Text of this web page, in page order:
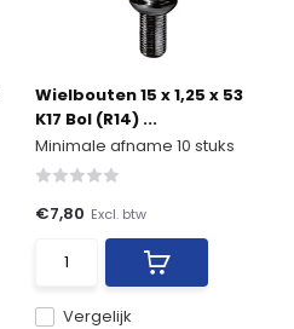
Wielbouten 15 x 1,25 x 53
K17 Bol (R14) ...
Minimale afname 10 stuks
Vergelijk
€7,80 Excl. btw